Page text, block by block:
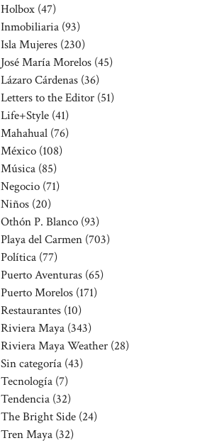
Holbox (47)
Inmobiliaria (93)
Isla Mujeres (230)
José María Morelos (45)
Lázaro Cárdenas (36)
Letters to the Editor (51)
Life+Style (41)
Mahahual (76)
México (108)
Música (85)
Negocio (71)
Niños (20)
Othón P. Blanco (93)
Playa del Carmen (703)
Política (77)
Puerto Aventuras (65)
Puerto Morelos (171)
Restaurantes (10)
Riviera Maya (343)
Riviera Maya Weather (28)
Sin categoría (43)
Tecnología (7)
Tendencia (32)
The Bright Side (24)
Tren Maya (32)